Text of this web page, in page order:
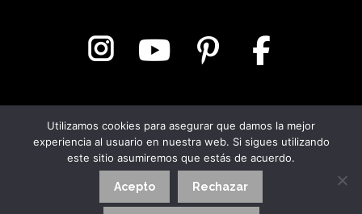
Aviso Legal|Política de Privacidad|Política de Cookies
Utilizamos cookies para asegurar que damos la mejor
experiencia al usuario en nuestra web. Si sigues utilizando
este sitio asumiremos que estás de acuerdo.
Acepto Rechazar